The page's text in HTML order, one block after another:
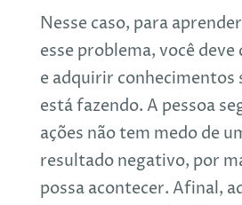
Nesse caso, para
esse problema, você
e adquirir conhecimentos
está fazendo. A pessoa
ações não tem medo de
resultado negativo, por
possa acontecer. Afinal,